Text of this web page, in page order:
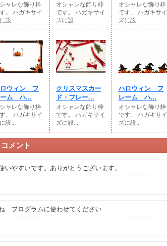
ャレな飾り枠
。 ハガキサイ
設...
オシャレな飾り枠
です。 ハガキサイ
ズに設...
オシャレな飾り枠
です。 ハガキサイ
ズに設...
ウィン フ
ーム ハ...
ャレな飾り枠
。 ハガキサイ
設...
クリスマスカー
ド・フレー...
オシャレな飾り枠
です。 ハガキサイ
ズに設...
ハロウィン フ
レーム ハ...
オシャレな飾り枠
です。 ハガキサイ
ズに設...
メント
いやすいです。ありがとうございます。
プログラムに使わせてください